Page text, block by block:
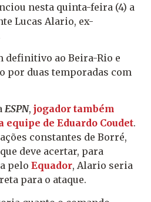
nesta quinta-feira (4) a
Lucas Alario, ex-
definitivo ao Beira-Rio e
por duas temporadas com
ESPN, jogador também
equipe de Eduardo Coudet.
constantes de Borré,
deve acertar, para
pelo Equador, Alario seria
para o ataque.